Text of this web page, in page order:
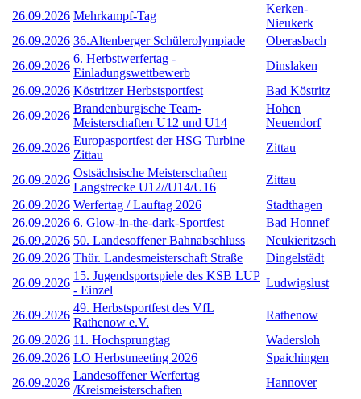
26.09.2026 Mehrkampf-Tag
Kerken-
Nieukerk
26.09.2026 36.Altenberger Schülerolympiade
Oberasbach
26.09.2026
6. Herbstwerfertag -
Einladungswettbewerb
Dinslaken
26.09.2026 Köstritzer Herbstsportfest
Bad Köstritz
26.09.2026
Brandenburgische Team-
Meisterschaften U12 und U14
Hohen
Neuendorf
26.09.2026
Europasportfest der HSG Turbine
Zittau
Zittau
26.09.2026
Ostsächsische Meisterschaften
Langstrecke U12//U14/U16
Zittau
26.09.2026 Werfertag / Lauftag 2026
Stadthagen
26.09.2026 6. Glow-in-the-dark-Sportfest
Bad Honnef
26.09.2026 50. Landesoffener Bahnabschluss
Neukieritzsch
26.09.2026 Thür. Landesmeisterschaft Straße
Dingelstädt
26.09.2026
15. Jugendsportspiele des KSB LUP
- Einzel
Ludwigslust
26.09.2026
49. Herbstsportfest des VfL
Rathenow e.V.
Rathenow
26.09.2026 11. Hochsprungtag
Wadersloh
26.09.2026 LO Herbstmeeting 2026
Spaichingen
26.09.2026
Landesoffener Werfertag
/Kreismeisterschaften
Hannover